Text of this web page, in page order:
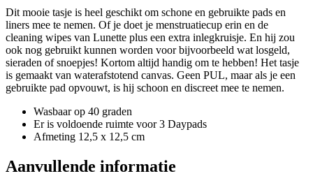
Dit mooie tasje is heel geschikt om schone en gebruikte pads en
liners mee te nemen. Of je doet je menstruatiecup erin en de
cleaning wipes van Lunette plus een extra inlegkruisje. En hij zou
ook nog gebruikt kunnen worden voor bijvoorbeeld wat losgeld,
sieraden of snoepjes! Kortom altijd handig om te hebben! Het tasje
is gemaakt van waterafstotend canvas. Geen PUL, maar als je een
gebruikte pad opvouwt, is hij schoon en discreet mee te nemen.
Wasbaar op 40 graden
Er is voldoende ruimte voor 3 Daypads
Afmeting 12,5 x 12,5 cm
Aanvullende informatie